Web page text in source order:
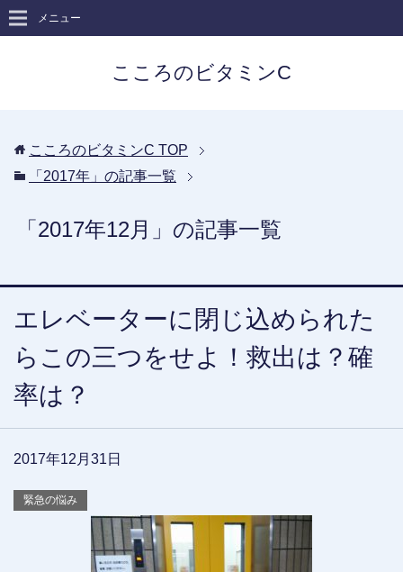
こころのビタミンC
メニュー
こころのビタミンC TOP
「2017年」の記事一覧
「2017年12月」の記事一覧
エレベーターに閉じ込められた
らこの三つをせよ！救出は？確
率は？
2017年12月31日
緊急の悩み